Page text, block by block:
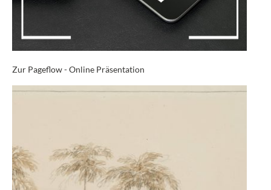
Zur Pageflow - Online Präsentation